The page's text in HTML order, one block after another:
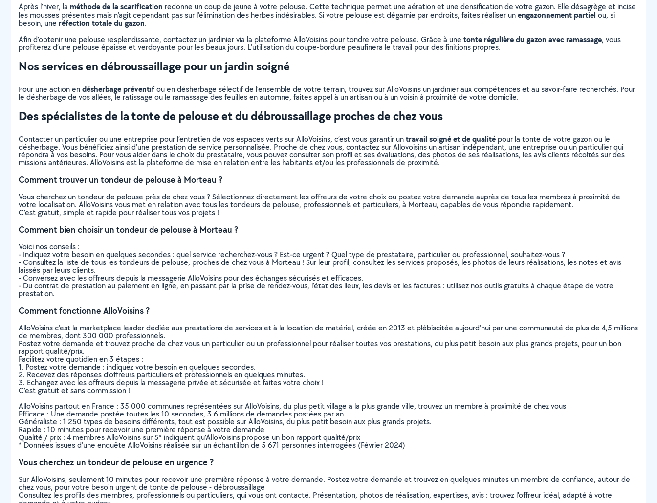
Après l’hiver, la méthode de la scarification redonne un coup de jeune à votre pelouse. Cette technique permet une aération et une densification de votre gazon. Elle désagrège et incise
les mousses présentes mais n’agit cependant pas sur l’élimination des herbes indésirables. Si votre pelouse est dégarnie par endroits, faites réaliser unengazonnement partiel ou, si
besoin, une réfection totale du gazon.
Afin d’obtenir une pelouse resplendissante, contactez un jardinier via la plateforme AlloVoisins pour tondre votre pelouse. Grâce à une tonte régulière du gazon avec ramassage, vous
profiterez d’une pelouse épaisse et verdoyante pour les beaux jours. L’utilisation du coupe-bordure peaufinera le travail pour des finitions propres.
Nos services en débroussaillage pour un jardin soigné
Pour une action endésherbage préventifou en désherbage sélectif de l’ensemble de votre terrain, trouvez sur AlloVoisins un jardinier aux compétences et au savoir-faire recherchés. Pour
le désherbage de vos allées, le ratissage ou le ramassage des feuilles en automne, faites appel à un artisan ou à un voisin à proximité de votre domicile.
Des spécialistes de la tonte de pelouse et du débroussaillage proches de chez vous
Contacter un particulier ou une entreprise pour l’entretien de vos espaces verts sur AlloVoisins, c’est vous garantir untravail soigné et de qualité pour la tonte de votre gazon ou le
désherbage. Vous bénéficiez ainsi d’une prestation de service personnalisée. Proche de chez vous, contactez sur Allovoisins un artisan indépendant, une entreprise ou un particulier qui
répondra à vos besoins. Pour vous aider dans le choix du prestataire, vous pouvez consulter son profil et ses évaluations, des photos de ses réalisations, les avis clients récoltés sur des
missions antérieures. AlloVoisins est la plateforme de mise en relation entre les habitants et/ou les professionnels de proximité.
Comment trouver un tondeur de pelouse à Morteau ?
Vous cherchez un tondeur de pelouse près de chez vous ? Sélectionnez directement les offreurs de votre choix ou postez votre demande auprès de tous les membres à proximité de
votre localisation. AlloVoisins vous met en relation avec tous les tondeurs de pelouse, professionnels et particuliers, à Morteau, capables de vous répondre rapidement.
C’est gratuit, simple et rapide pour réaliser tous vos projets !
Comment bien choisir un tondeur de pelouse à Morteau ?
Voici nos conseils :
- Indiquez votre besoin en quelques secondes : quel service recherchez-vous ? Est-ce urgent ? Quel type de prestataire, particulier ou professionnel, souhaitez-vous ?
- Consultez la liste de tous les tondeurs de pelouse, proches de chez vous à Morteau ! Sur leur profil, consultez les services proposés, les photos de leurs réalisations, les notes et avis
laissés par leurs clients.
- Conversez avec les offreurs depuis la messagerie AlloVoisins pour des échanges sécurisés et efficaces.
- Du contrat de prestation au paiement en ligne, en passant par la prise de rendez-vous, l’état des lieux, les devis et les factures : utilisez nos outils gratuits à chaque étape de votre
prestation.
Comment fonctionne AlloVoisins ?
AlloVoisins c’est la marketplace leader dédiée aux prestations de services et à la location de matériel, créée en 2013 et plébiscitée aujourd’hui par une communauté de plus de 4,5 millions
de membres, dont 300 000 professionnels.
Postez votre demande et trouvez proche de chez vous un particulier ou un professionnel pour réaliser toutes vos prestations, du plus petit besoin aux plus grands projets, pour un bon
rapport qualité/prix.
Facilitez votre quotidien en 3 étapes :
1. Postez votre demande : indiquez votre besoin en quelques secondes.
2. Recevez des réponses d’offreurs particuliers et professionnels en quelques minutes.
3. Echangez avec les offreurs depuis la messagerie privée et sécurisée et faites votre choix !
C’est gratuit et sans commission !
AlloVoisins partout en France : 35 000 communes représentées sur AlloVoisins, du plus petit village à la plus grande ville, trouvez un membre à proximité de chez vous !
Efficace : Une demande postée toutes les 10 secondes, 3.6 millions de demandes postées par an
Généraliste : 1 250 types de besoins différents, tout est possible sur AlloVoisins, du plus petit besoin aux plus grands projets.
Rapide : 10 minutes pour recevoir une première réponse à votre demande
Qualité / prix : 4 membres AlloVoisins sur 5* indiquent qu’AlloVoisins propose un bon rapport qualité/prix
* Données issues d’une enquête AlloVoisins réalisée sur un échantillon de 5 671 personnes interrogées (Février 2024)
Vous cherchez un tondeur de pelouse en urgence ?
Sur AlloVoisins, seulement 10 minutes pour recevoir une première réponse à votre demande. Postez votre demande et trouvez en quelques minutes un membre de confiance, autour de
chez vous, pour votre besoin urgent de tonte de pelouse - débroussaillage
Consultez les profils des membres, professionnels ou particuliers, qui vous ont contacté. Présentation, photos de réalisation, expertises, avis : trouvez l'offreur idéal, adapté à votre